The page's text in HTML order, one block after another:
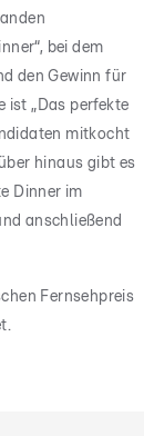
bei dem
den Gewinn für
ist „Das perfekte
mitkocht
hinaus gibt es
Dinner im
anschließend
Fernsehpreis